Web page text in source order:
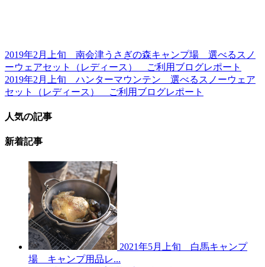
2019年2月上旬 南会津うさぎの森キャンプ場 選べるスノ
ーウェアセット（レディース） ご利用ブログレポート
2019年2月上旬 ハンターマウンテン 選べるスノーウェア
セット（レディース） ご利用ブログレポート
人気の記事
新着記事
2021年5月上旬 白馬キャンプ
場 キャンプ用品レ...